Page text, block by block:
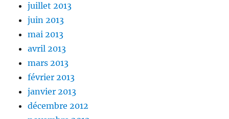
juillet 2013
juin 2013
mai 2013
avril 2013
mars 2013
février 2013
janvier 2013
décembre 2012